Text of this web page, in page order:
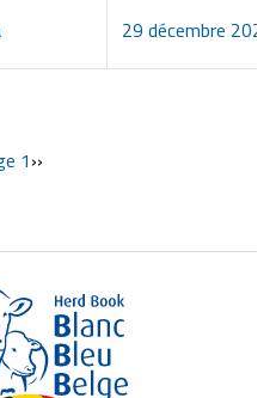
29 décembre 2025
1Page
››